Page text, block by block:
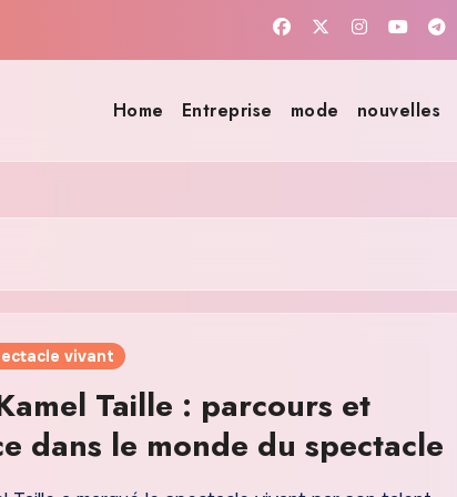
Home Entreprise mode nouvelles
vivant
Taille : parcours et
dans le monde du spectacle